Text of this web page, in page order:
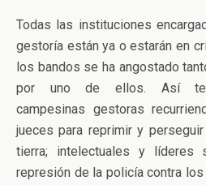
Todas las instituciones
gestoría están ya o estarán en
los bandos se ha angostado
por uno de ellos. Así
campesinas gestoras
jueces para reprimir y
tierra; intelectuales y líderes
represión de la policía contra